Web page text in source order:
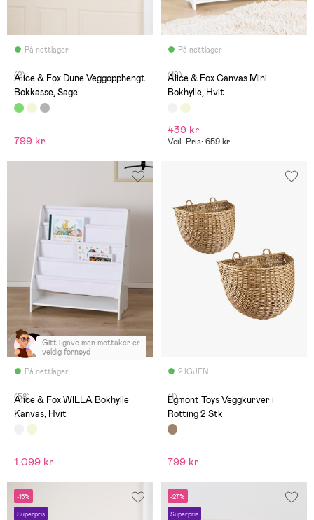
På nettlager
(2)
Alice & Fox Dune Veggopphengt
Bokkasse, Sage
799 kr
På nettlager
(19)
Alice & Fox Canvas Mini
Bokhylle, Hvit
439 kr
Veil. Pris: 659 kr
På nettlager
Gitt i gave men mottaker er
veldig fornøyd
(58)
Alice & Fox WILLA Bokhylle
Kanvas, Hvit
1 099 kr
2 IGJEN
(1)
Egmont Toys Veggkurver i
Rotting 2 Stk
799 kr
-15%
Superpris
-27%
Superpris